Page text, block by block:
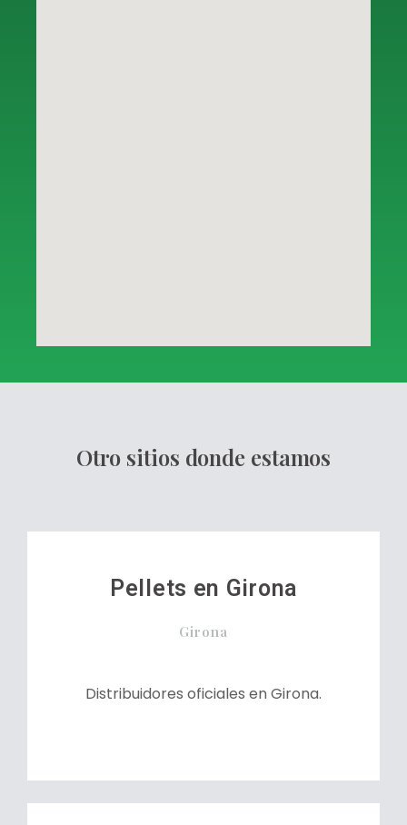
Otro sitios donde estamos
Pellets en Girona
Girona
Distribuidores oficiales en Girona.